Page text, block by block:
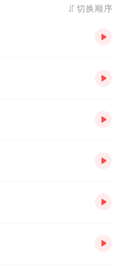
切换顺序